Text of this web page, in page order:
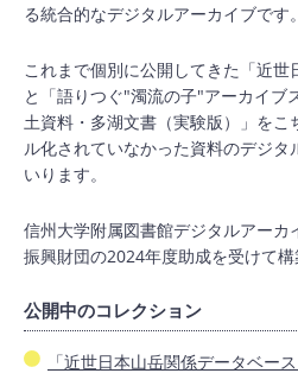
る統合的なデジタルアーカイブです。
これまで個別に公開してきた「近世
と「語りつぐ"濁流の子"アーカイブ
土資料・多湖文書（実験版）」をこ
ル化されていなかった資料のデジタ
いります。
信州大学附属図書館デジタルアー
振興財団の2024年度助成を受けて構
公開中のコレクション
「近世日本山岳関係データベース